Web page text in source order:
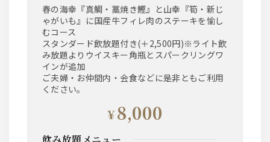
春の海幸『真鯛・藁焼き鰹』と山幸『筍・新じ
ゃがいも』に国産牛フィレ肉のステーキを愉し
むコース
スタンダード飲放題付き(＋2,500円)※ライト飲
み放題よりウイスキー角瓶とスパークリングワ
インが追加
ご夫婦・お仲間内・会食などに是非ともご利用
ください。
¥8,000